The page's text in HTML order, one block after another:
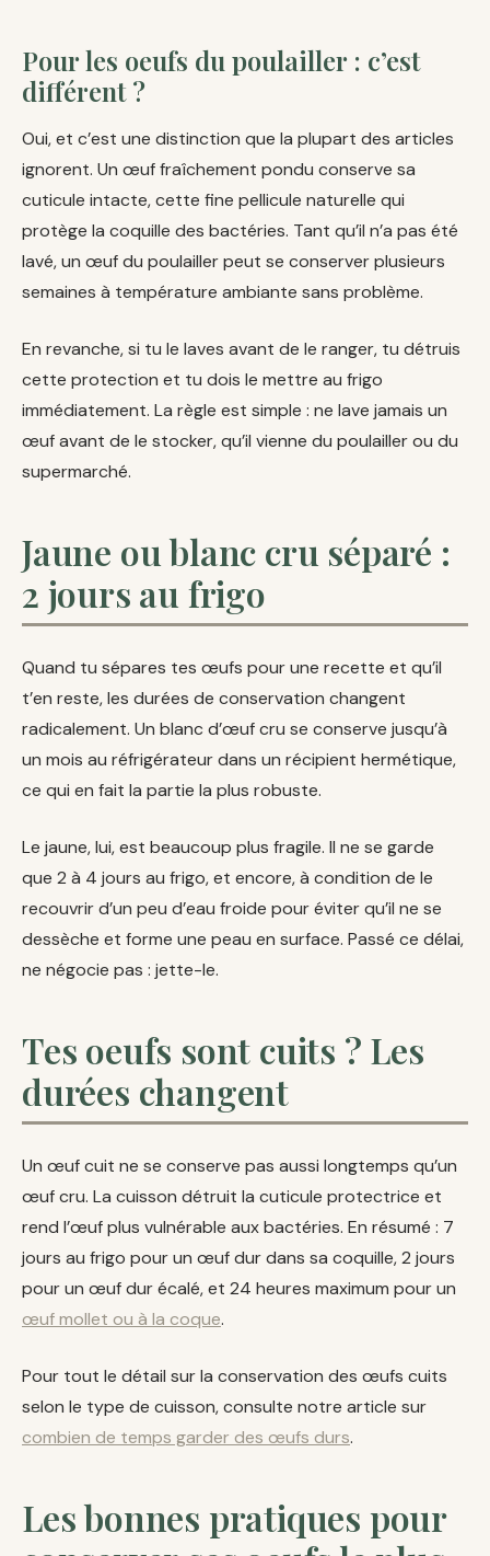
Pour les oeufs du poulailler : c’est
différent ?
Oui, et c’est une distinction que la plupart des articles
ignorent. Un œuf fraîchement pondu conserve sa
cuticule intacte, cette fine pellicule naturelle qui
protège la coquille des bactéries. Tant qu’il n’a pas été
lavé, un œuf du poulailler peut se conserver plusieurs
semaines à température ambiante sans problème.
En revanche, si tu le laves avant de le ranger, tu détruis
cette protection et tu dois le mettre au frigo
immédiatement. La règle est simple : ne lave jamais un
œuf avant de le stocker, qu’il vienne du poulailler ou du
supermarché.
Jaune ou blanc cru séparé :
2 jours au frigo
Quand tu sépares tes œufs pour une recette et qu’il
t’en reste, les durées de conservation changent
radicalement. Un blanc d’œuf cru se conserve jusqu’à
un mois au réfrigérateur dans un récipient hermétique,
ce qui en fait la partie la plus robuste.
Le jaune, lui, est beaucoup plus fragile. Il ne se garde
que 2 à 4 jours au frigo, et encore, à condition de le
recouvrir d’un peu d’eau froide pour éviter qu’il ne se
dessèche et forme une peau en surface. Passé ce délai,
ne négocie pas : jette-le.
Tes oeufs sont cuits ? Les
durées changent
Un œuf cuit ne se conserve pas aussi longtemps qu’un
œuf cru. La cuisson détruit la cuticule protectrice et
rend l’œuf plus vulnérable aux bactéries. En résumé : 7
jours au frigo pour un œuf dur dans sa coquille, 2 jours
pour un œuf dur écalé, et 24 heures maximum pour un
œuf mollet ou à la coque.
Pour tout le détail sur la conservation des œufs cuits
selon le type de cuisson, consulte notre article sur
combien de temps garder des œufs durs.
Les bonnes pratiques pour